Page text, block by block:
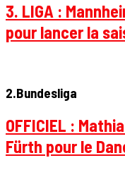
3. LIGA :
pour lancer la
2.Bundesliga
OFFICIEL :
Fürth pour le